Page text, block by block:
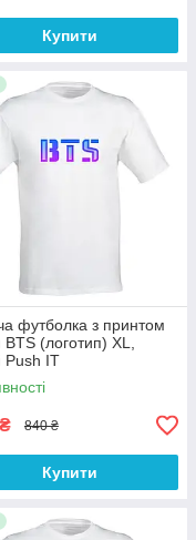
Купити
футболка з принтом
BTS (логотип) XL,
Push IT
₴ 840 ₴
Купити